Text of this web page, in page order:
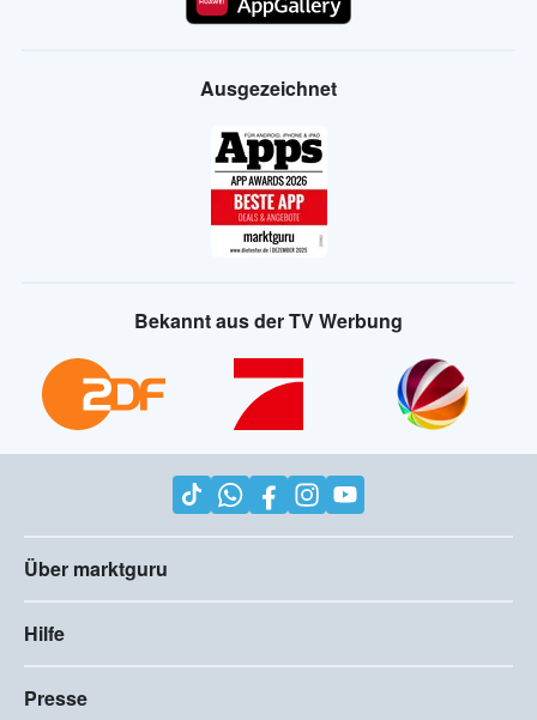
Ausgezeichnet
Bekannt aus der TV Werbung
Über marktguru
Hilfe
Presse